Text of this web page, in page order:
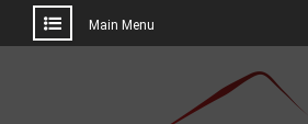
Main Menu